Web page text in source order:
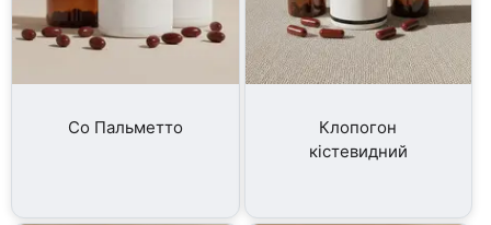
Со Пальметто
Клопогон
кістевидний